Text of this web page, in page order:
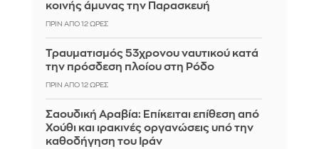
κοινής άμυνας την Παρασκευή
ΠΡΙΝ ΑΠΌ 12 ΏΡΕΣ
Τραυματισμός 53χρονου ναυτικού κατά
την πρόσδεση πλοίου στη Ρόδο
ΠΡΙΝ ΑΠΌ 12 ΏΡΕΣ
Σαουδική Αραβία: Επίκειται επίθεση από
Χούθι και ιρακινές οργανώσεις υπό την
καθοδήγηση του Ιράν